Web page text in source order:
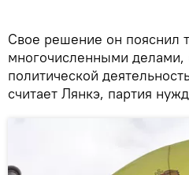
Свое решение он пояснил
многочисленными делами,
политической
считает Лянкэ, партия